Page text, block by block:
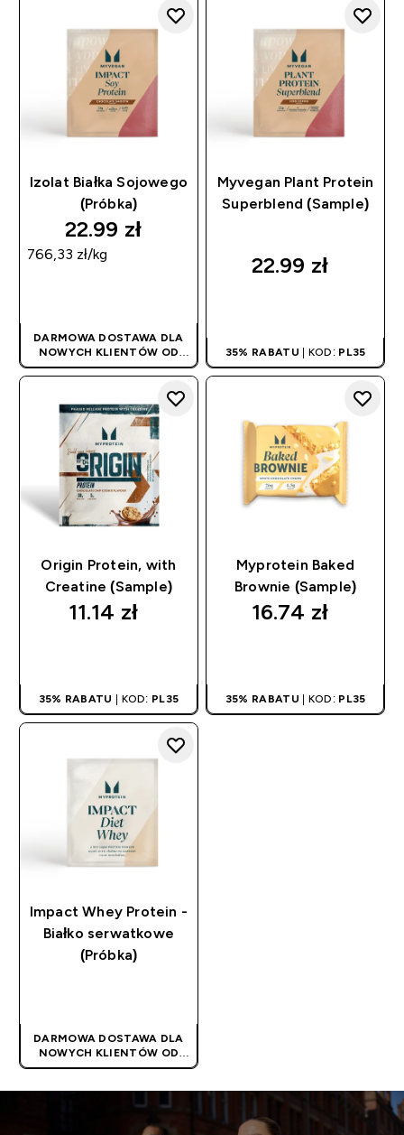
Izolat Białka Sojowego
(Próbka)
22.99 zł‎
766,33 zł‎/kg
DARMOWA DOSTAWA DLA
NOWYCH KLIENTÓW OD
180PLN| PROMOCJA
STOSOWANA
Myvegan Plant Protein
Superblend (Sample)
22.99 zł‎
35% RABATU | KOD: PL35
Origin Protein, with
Creatine (Sample)
11.14 zł‎
35% RABATU | KOD: PL35
Myprotein Baked
Brownie (Sample)
16.74 zł‎
35% RABATU | KOD: PL35
Impact Whey Protein -
Białko serwatkowe
(Próbka)
DARMOWA DOSTAWA DLA
NOWYCH KLIENTÓW OD
180PLN| PROMOCJA